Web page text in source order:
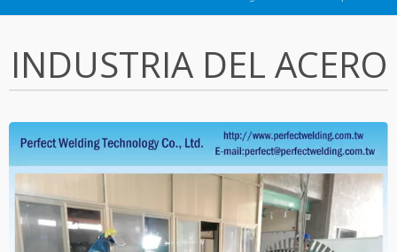
INDUSTRIA DEL ACERO